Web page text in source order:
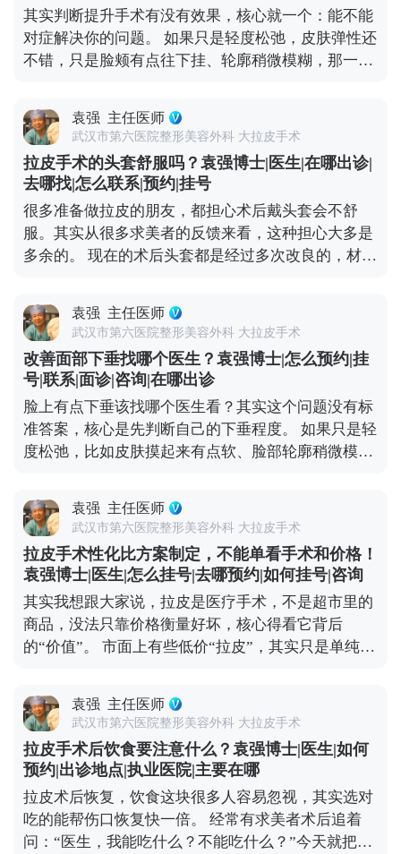
微处理不当就可能影响表情自然度，所以找对医生很
关键——一定要选对脸部解剖结构熟悉的医生，面诊
时多沟通自己想要的自然效果。 想知道更多关于
号、百家号、小红薯）预约面诊，详细了解。
其实判断提升手术有没有效果，核心就一个：能不能
对症解决你的问题。 如果只是轻度松弛，皮肤弹性还
不错，只是脸颊有点往下挂、轮廓稍微模糊，那一些
度下垂，比如出现“羊腮”、下颌缘被肉遮住，甚至法
令纹深到显老，可能就得选拉皮手术了。拉皮是通过
手术提升深层组织，效果更彻底，维持时间也更长。
像MCR复合提升术这种正规术式，在传统拉皮的基础
上优化了层次分离和固定方式，适合对效果要求高、
又希望恢复自然的朋友。最后提醒下，不管选哪种，
一定要找正规医院的经验丰富的医生，面诊时把需求
说清楚，多看看相似案例，这样才能保证效果。 想知
平台（公众号、百家号、小红薯）预约面诊，详细了
解。
袁强 主任医师
武汉市第六医院整形美容外科 大拉皮手术
拉皮手术的头套舒服吗？袁强博士|医生|在哪出诊|
去哪找|怎么联系|预约|挂号
很多准备做拉皮的朋友，都担心术后戴头套会不舒
服。其实从很多求美者的反馈来看，这种担心大多是
多余的。 现在的术后头套都是经过多次改良的，材质
裁的，贴合度很高，不会有勒得喘不过气的感觉。不
少人戴个两三天就适应了，甚至睡觉时都能忽略它的
存在。 戴头套可不是多余的步骤，核心作用是帮面部
组织更好地贴合骨骼、减轻肿胀，还能促进伤口愈
合。一般建议术后前两周尽量24小时佩戴，之后一个
月里，根据恢复情况白天或晚上适当戴就行，具体时
间我都会根据每个人的恢复进度单独建议。 所以大家
不用纠结戴头套这件事，它不是负担，反而能帮你更
术的问题，可以去官方媒体平台（公众号、百家号、
小红薯）预约面诊，详细了解。
袁强 主任医师
武汉市第六医院整形美容外科 大拉皮手术
改善面部下垂找哪个医生？袁强博士|怎么预约|挂
号|联系|面诊|咨询|在哪出诊
脸上有点下垂该找哪个医生看？其实这个问题没有标
准答案，核心是先判断自己的下垂程度。 如果只是轻
度松弛，比如皮肤摸起来有点软、脸部轮廓稍微模
果就挺对症的。在北京选这类项目，重点看机构是否
正规、设备有没有资质，皮肤科或美容科的医生只要
经验够，基本都能操作。 但如果是中重度下垂，比如
法令纹深到卡粉、下颌缘完全模糊，甚至脸颊肉往下
坠，可能就得考虑拉皮手术了。北京能做拉皮的医生
不少，但一定要选专攻面部年轻化的整形外科医生，
这类医生对脸部组织层次更熟悉，效果和恢复都更有
保障。 另外，现在有MCR复合提升术这种正规改良
又怕留痕的朋友。不管选哪种方式，建议大家面诊时
多问两句，看看和自己情况相似的案例，把风险和恢
复周期问清楚，再做决定。 想知道更多关于MCR复
合提升术的问题，可以去官方媒体平台（公众号、百
家号、小红薯）预约面诊，详细了解。
袁强 主任医师
武汉市第六医院整形美容外科 大拉皮手术
拉皮手术性化比方案制定，不能单看手术和价格！
袁强博士|医生|怎么挂号|去哪预约|如何挂号|咨询
其实我想跟大家说，拉皮是医疗手术，不是超市里的
商品，没法只靠价格衡量好坏，核心得看它背后
的“价值”。 市面上有些低价“拉皮”，其实只是单纯提
便宜，但效果维持时间短，大概率1-2年就会反弹，
还容易出现皮肉分离、疤痕明显、表情僵硬这些问
题，后期修复反而要花更多钱。 真正靠谱的拉皮手
术，是个精细活。需要医生对皮肤、筋膜、脂肪等不
同层次做精准剥离、复位、提升和固定，操作复杂，
对医生的技术和经验要求极高，价格自然会高一些。
但这种手术的效果更自然，维持时间也长，一般能到
8-10年，从长期来看反而更划算。 现在专业医生都讲
袁强 主任医师
武汉市第六医院整形美容外科 大拉皮手术
拉皮手术后饮食要注意什么？袁强博士|医生|如何
预约|出诊地点|执业医院|主要在哪
拉皮术后恢复，饮食这块很多人容易忽视，其实选对
吃的能帮伤口恢复快一倍。 经常有求美者术后追着
问：“医生，我能吃什么？不能吃什么？”今天就把饮